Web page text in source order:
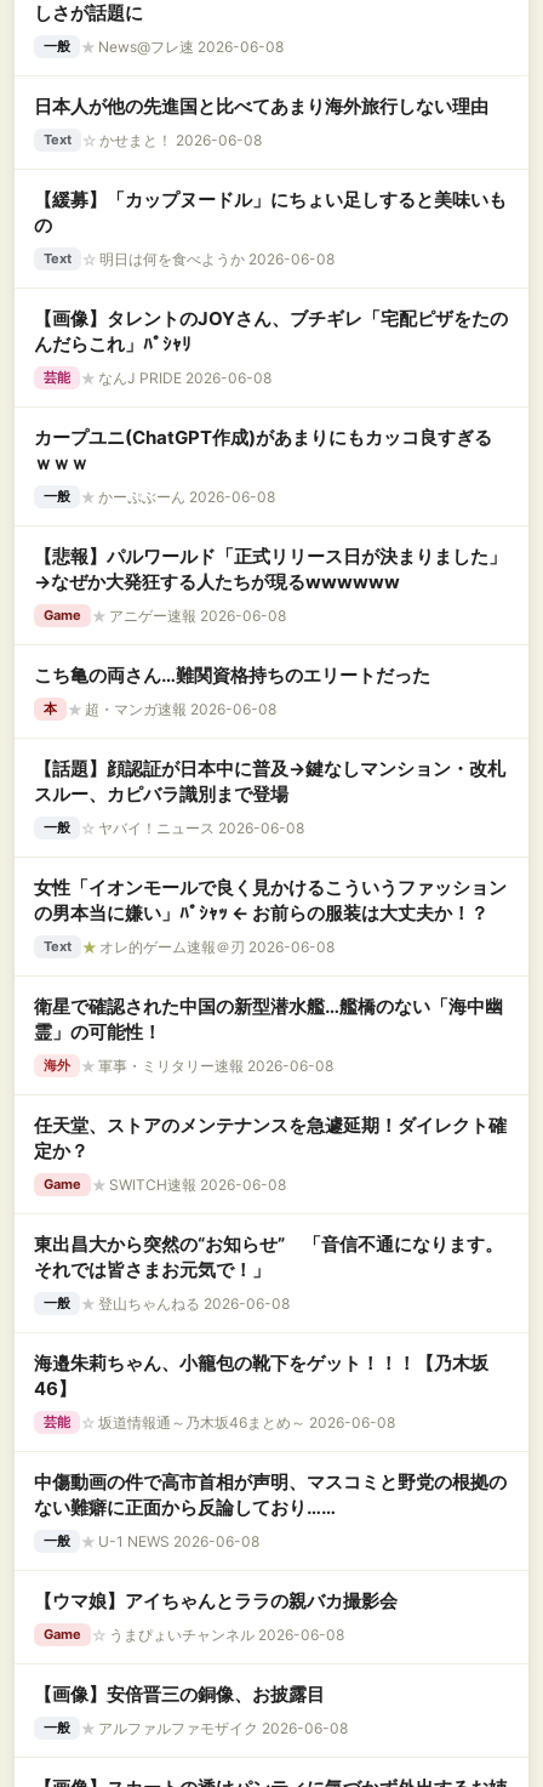
しさが話題に
一般 ★ News@フレ速 2026-06-08
日本人が他の先進国と比べてあまり海外旅行しない理由
Text ☆ かせまと！ 2026-06-08
【緩募】「カップヌードル」にちょい足しすると美味いも
の
Text ☆ 明日は何を食べようか 2026-06-08
【画像】タレントのJOYさん、ブチギレ「宅配ピザをたの
んだらこれ」ﾊﾟｼｬﾘ
芸能 ★ なんJ PRIDE 2026-06-08
カープユニ(ChatGPT作成)があまりにもカッコ良すぎる
ｗｗｗ
一般 ★ かーぷぶーん 2026-06-08
【悲報】パルワールド「正式リリース日が決まりました」
→なぜか大発狂する人たちが現るwwwwww
Game ★ アニゲー速報 2026-06-08
こち亀の両さん…難関資格持ちのエリートだった
本 ★ 超・マンガ速報 2026-06-08
【話題】顔認証が日本中に普及→鍵なしマンション・改札
スルー、カピバラ識別まで登場
一般 ☆ ヤバイ！ニュース 2026-06-08
女性「イオンモールで良く見かけるこういうファッション
の男本当に嫌い」ﾊﾟｼｬｯ ← お前らの服装は大丈夫か！？
Text ★ オレ的ゲーム速報＠刃 2026-06-08
衛星で確認された中国の新型潜水艦…艦橋のない「海中幽
霊」の可能性！
海外 ★ 軍事・ミリタリー速報 2026-06-08
任天堂、ストアのメンテナンスを急遽延期！ダイレクト確
定か？
Game ★ SWITCH速報 2026-06-08
東出昌大から突然の“お知らせ” 「音信不通になります。
それでは皆さまお元気で！」
一般 ★ 登山ちゃんねる 2026-06-08
海邉朱莉ちゃん、小籠包の靴下をゲット！！！【乃木坂
46】
芸能 ☆ 坂道情報通～乃木坂46まとめ～ 2026-06-08
中傷動画の件で高市首相が声明、マスコミと野党の根拠の
ない難癖に正面から反論しており……
一般 ★ U-1 NEWS 2026-06-08
【ウマ娘】アイちゃんとララの親バカ撮影会
Game ☆ うまぴょいチャンネル 2026-06-08
【画像】安倍晋三の銅像、お披露目
一般 ★ アルファルファモザイク 2026-06-08